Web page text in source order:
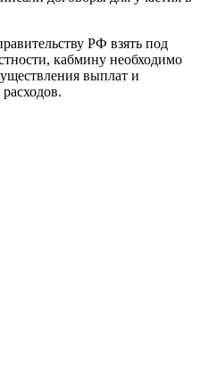
РФ взять под
кабмину необходимо
выплат и